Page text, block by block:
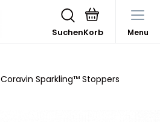
Suchen Menu
Coravin Sparkling™ Stoppers